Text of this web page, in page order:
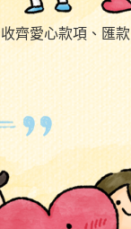
收齊愛心款項、匯款